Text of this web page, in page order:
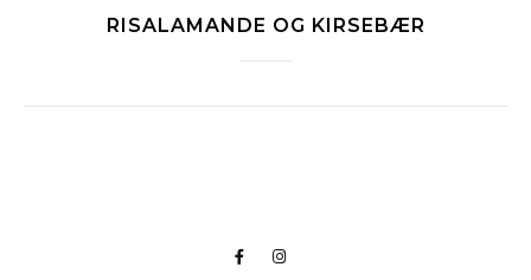
RISALAMANDE OG KIRSEBÆR